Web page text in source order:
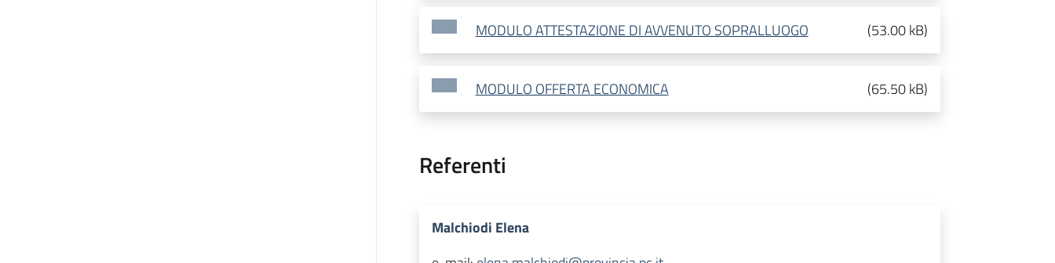
MODULO ATTESTAZIONE DI AVVENUTO SOPRALLUOGO (53.00 kB)
MODULO OFFERTA ECONOMICA (65.50 kB)
Referenti
Malchiodi Elena